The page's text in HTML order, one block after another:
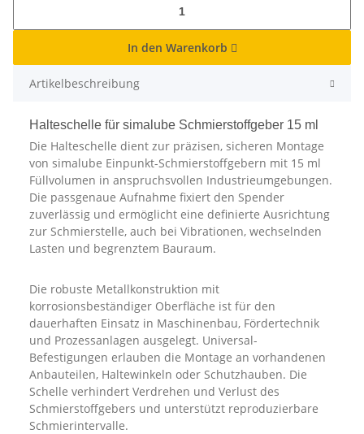
In den Warenkorb
Artikelbeschreibung
Halteschelle für simalube Schmierstoffgeber 15 ml
Die Halteschelle dient zur präzisen, sicheren Montage
von simalube Einpunkt-Schmierstoffgebern mit 15 ml
Füllvolumen in anspruchsvollen Industrieumgebungen.
Die passgenaue Aufnahme fixiert den Spender
zuverlässig und ermöglicht eine definierte Ausrichtung
zur Schmierstelle, auch bei Vibrationen, wechselnden
Lasten und begrenztem Bauraum.
Die robuste Metallkonstruktion mit
korrosionsbeständiger Oberfläche ist für den
dauerhaften Einsatz in Maschinenbau, Fördertechnik
und Prozessanlagen ausgelegt. Universal-
Befestigungen erlauben die Montage an vorhandenen
Anbauteilen, Haltewinkeln oder Schutzhauben. Die
Schelle verhindert Verdrehen und Verlust des
Schmierstoffgebers und unterstützt reproduzierbare
Schmierintervalle.